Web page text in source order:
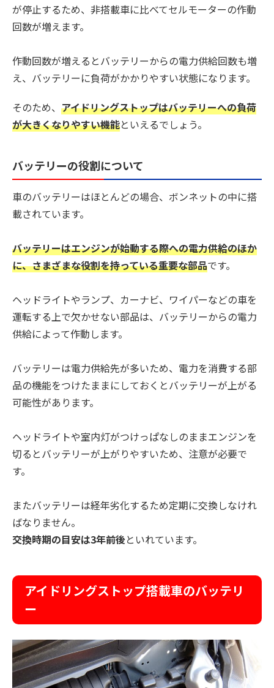
が停止するため、非搭載車に比べてセルモーターの作動
回数が増えます。
作動回数が増えるとバッテリーからの電力供給回数も増
え、バッテリーに負荷がかかりやすい状態になります。
そのため、 アイドリングストップはバッテリーへの負荷
が大きくなりやすい機能といえるでしょう。
バッテリーの役割について
車のバッテリーはほとんどの場合、ボンネットの中に搭
載されています。
バッテリーはエンジンが始動する際への電力供給のほか
に、さまざまな役割を持っている重要な部品です。
ヘッドライトやランプ、カーナビ、ワイパーなどの車を
運転する上で欠かせない部品は、バッテリーからの電力
供給によって作動します。
バッテリーは電力供給先が多いため、電力を消費する部
品の機能をつけたままにしておくとバッテリーが上がる
可能性があります。
ヘッドライトや室内灯がつけっぱなしのままエンジンを
切るとバッテリーが上がりやすいため、注意が必要で
す。
またバッテリーは経年劣化するため定期に交換しなけれ
ばなりません。
交換時期の目安は3年前後といれています。
アイドリングストップ搭載車のバッテリ
ー